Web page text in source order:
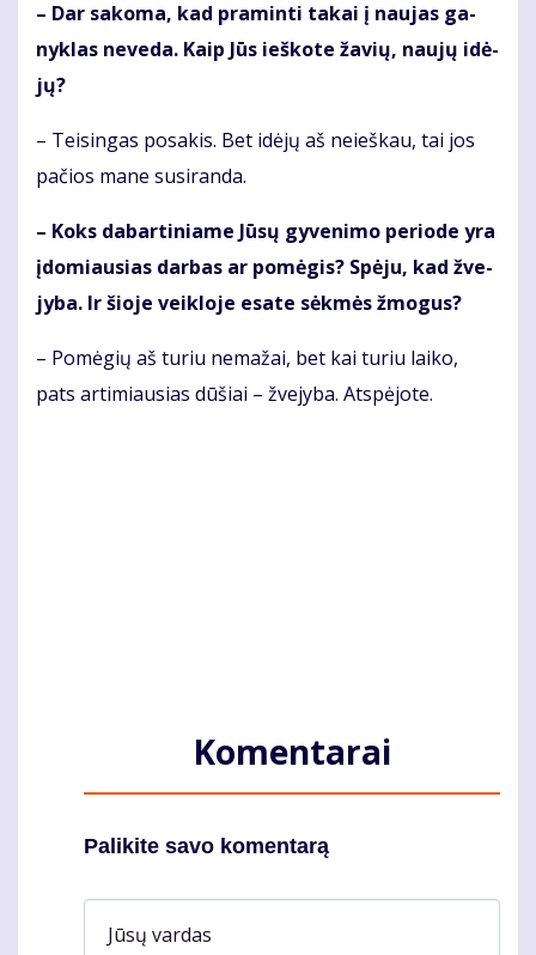
– Dar sa­ko­ma, kad pra­min­ti ta­kai į nau­jas ga­
nyk­las ne­ve­da. Kaip Jūs ieš­ko­te ža­vių, nau­jų idė­
jų?
– Tei­sin­gas po­sa­kis. Bet idė­jų aš nei­eš­kau, tai jos
pa­čios ma­ne su­si­ran­da.
– Koks da­bar­ti­nia­me Jū­sų gy­ve­ni­mo pe­ri­ode yra
įdo­miau­sias dar­bas ar po­mė­gis? Spė­ju, kad žve­
jy­ba. Ir šio­je veik­lo­je esa­te sėk­mės žmo­gus?
– Po­mė­gių aš tu­riu ne­ma­žai, bet kai tu­riu lai­ko,
pats ar­ti­miau­sias dū­šiai – žve­jy­ba. At­spė­jo­te.
Komentarai
Palikite savo komentarą
Jūsų vardas